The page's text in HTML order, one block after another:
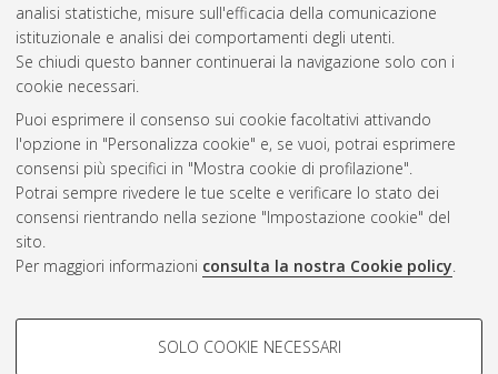
analisi statistiche, misure sull'efficacia della comunicazione
istituzionale e analisi dei comportamenti degli utenti.
Se chiudi questo banner continuerai la navigazione solo con i
cookie necessari.
Puoi esprimere il consenso sui cookie facoltativi attivando
l'opzione in "Personalizza cookie" e, se vuoi, potrai esprimere
consensi più specifici in "Mostra cookie di profilazione".
Potrai sempre rivedere le tue scelte e verificare lo stato dei
consensi rientrando nella sezione "Impostazione cookie" del
sito.
Per maggiori informazioni consulta la nostra Cookie policy.
COOKIE DI PROFILAZIONE -
SOLO COOKIE NECESSARI
Questa lista e' stata generata ilSat Aug 8 20:56:56 2026
CEST
Atom
Rss 1.0
Rss 2.0
AMS Laurea
Impostazioni Cookie
Informativa sulla privacy